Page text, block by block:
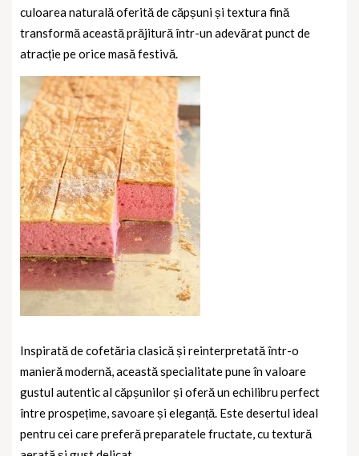
culoarea naturală oferită de căpșuni și textura fină
transformă această prăjitură într-un adevărat punct de
atracție pe orice masă festivă.
Inspirată de cofetăria clasică și reinterpretată într-o
manieră modernă, această specialitate pune în valoare
gustul autentic al căpșunilor și oferă un echilibru perfect
între prospețime, savoare și eleganță. Este desertul ideal
pentru cei care preferă preparatele fructate, cu textură